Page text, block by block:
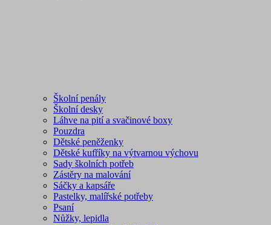
Školní penály
Školní desky
Láhve na pití a svačinové boxy
Pouzdra
Dětské peněženky
Dětské kufříky na výtvarnou výchovu
Sady školních potřeb
Zástěry na malování
Sáčky a kapsáře
Pastelky, malířské potřeby
Psaní
Nůžky, lepidla